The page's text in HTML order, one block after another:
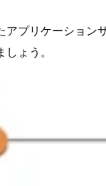
アプリケーション
ょう。